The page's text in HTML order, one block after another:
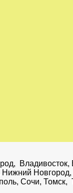
Владивосток,
Нижний
Сочи,